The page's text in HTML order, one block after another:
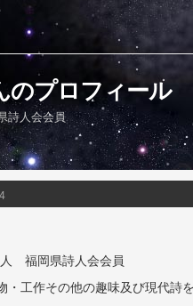
プロフィール
詩人会会員
福岡県詩人会会員
・工作その他の趣味及び現代詩